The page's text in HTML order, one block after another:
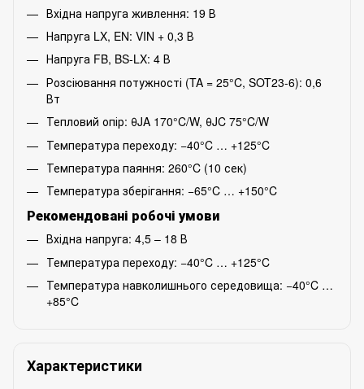
Вхідна напруга живлення: 19 В
Напруга LX, EN: VIN + 0,3 В
Напруга FB, BS-LX: 4 В
Розсіювання потужності (TA = 25°C, SOT23-6): 0,6
Вт
Тепловий опір: θJA 170°C/W, θJC 75°C/W
Температура переходу: −40°C … +125°C
Температура паяння: 260°C (10 сек)
Температура зберігання: −65°C … +150°C
Рекомендовані робочі умови
Вхідна напруга: 4,5 – 18 В
Температура переходу: −40°C … +125°C
Температура навколишнього середовища: −40°C …
+85°C
Характеристики